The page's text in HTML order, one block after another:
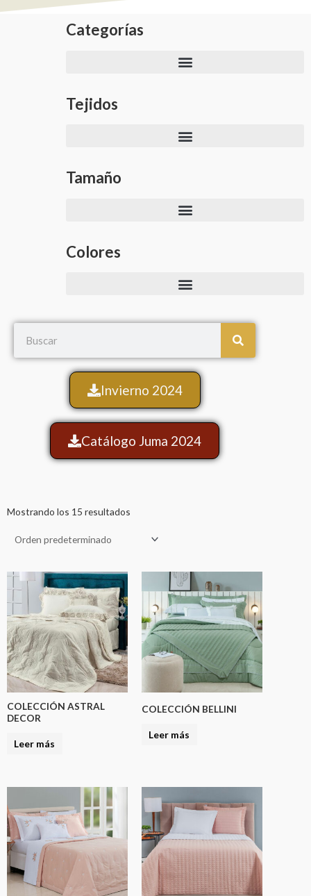
Categorías
Tejidos
Tamaño
Colores
Invierno 2024
Catálogo Juma 2024
Mostrando los 15 resultados
COLECCIÓN ASTRAL
DECOR
Leer más
COLECCIÓN BELLINI
Leer más